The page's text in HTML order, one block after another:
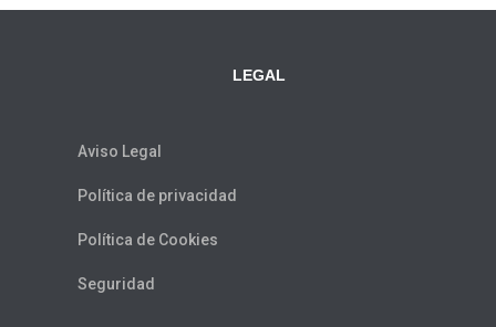
de
de
LEGAL
Aviso Legal
Política de privacidad
Política de Cookies
Seguridad